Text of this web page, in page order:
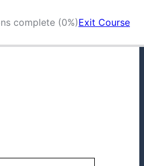
complete (0%)Exit Course